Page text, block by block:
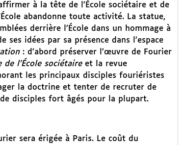
à la tête de l’École sociétaire et de
abandonne toute activité. La statue,
derrière l’École dans un hommage à
idées par sa présence dans l’espace
: d’abord préserver l’œuvre de Fourier
de l’École sociétaireet la revue
les principaux disciples fouriéristes
la doctrine et tenter de recruter de
disciples fort âgés pour la plupart.
sera érigée à Paris. Le coût du